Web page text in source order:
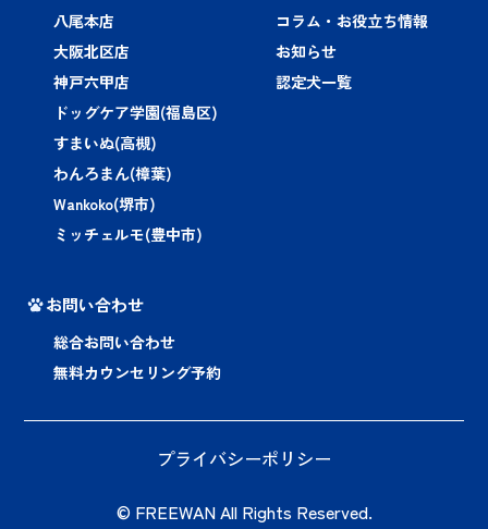
八尾本店
大阪北区店
神戸六甲店
ドッグケア学園(福島区)
すまいぬ(高槻)
わんろまん(樟葉)
Wankoko(堺市)
ミッチェルモ(豊中市)
コラム・お役立ち情報
お知らせ
認定犬一覧
お問い合わせ
総合お問い合わせ
無料カウンセリング予約
プライバシーポリシー
© FREEWAN All Rights Reserved.